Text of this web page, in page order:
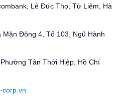
Lê Đức Thọ, Từ Liêm, Hà
Đông 4, Tổ 103, Ngũ Hành
Tân Thới Hiệp, Hồ Chí
corp.vn